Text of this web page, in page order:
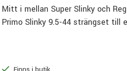
Mitt i mellan Super Slinky och
Primo Slinky 9.5-44 strängset till
Finns i butik